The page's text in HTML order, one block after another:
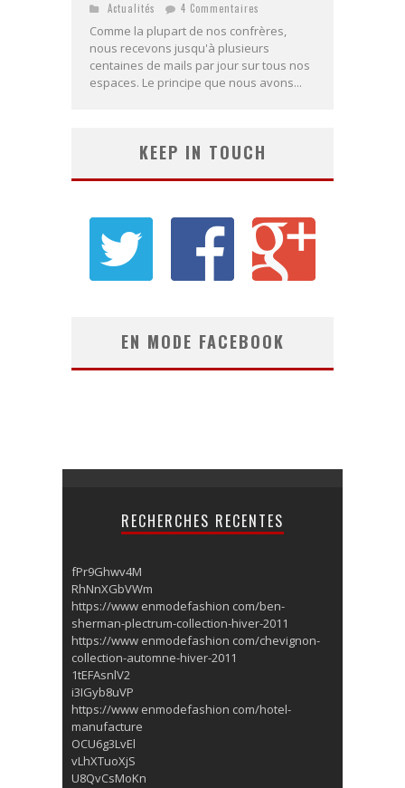
Actualités
4 Commentaires
Comme la plupart de nos confrères,
nous recevons jusqu'à plusieurs
centaines de mails par jour sur tous nos
espaces. Le principe que nous avons...
KEEP IN TOUCH
EN MODE FACEBOOK
RECHERCHES RECENTES
fPr9Ghwv4M
RhNnXGbVWm
https://www enmodefashion com/ben-
sherman-plectrum-collection-hiver-2011
https://www enmodefashion com/chevignon-
collection-automne-hiver-2011
1tEFAsnlV2
i3IGyb8uVP
https://www enmodefashion com/hotel-
manufacture
OCU6g3LvEl
vLhXTuoXjS
U8QvCsMoKn